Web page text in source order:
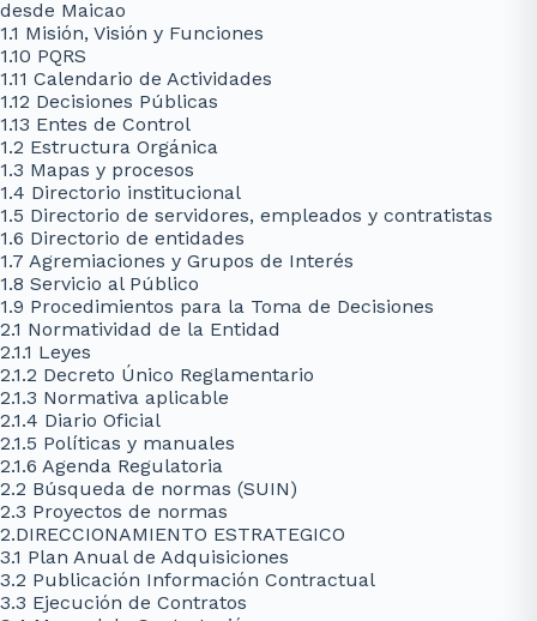
desde Maicao
1.1 Misión, Visión y Funciones
1.10 PQRS
1.11 Calendario de Actividades
1.12 Decisiones Públicas
1.13 Entes de Control
1.2 Estructura Orgánica
1.3 Mapas y procesos
1.4 Directorio institucional
1.5 Directorio de servidores, empleados y contratistas
1.6 Directorio de entidades
1.7 Agremiaciones y Grupos de Interés
1.8 Servicio al Público
1.9 Procedimientos para la Toma de Decisiones
2.1 Normatividad de la Entidad
2.1.1 Leyes
2.1.2 Decreto Único Reglamentario
2.1.3 Normativa aplicable
2.1.4 Diario Oficial
2.1.5 Políticas y manuales
2.1.6 Agenda Regulatoria
2.2 Búsqueda de normas (SUIN)
2.3 Proyectos de normas
2.DIRECCIONAMIENTO ESTRATEGICO
3.1 Plan Anual de Adquisiciones
3.2 Publicación Información Contractual
3.3 Ejecución de Contratos